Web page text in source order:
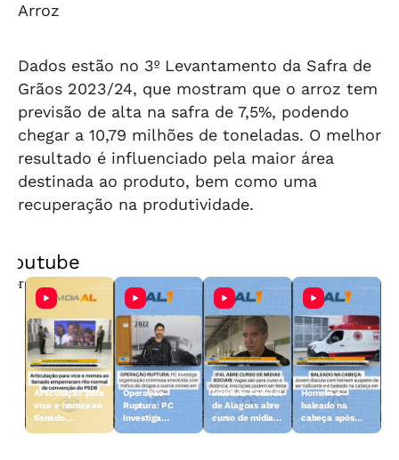
Arroz
Dados estão no 3º Levantamento da Safra de
Grãos 2023/24, que mostram que o arroz tem
previsão de alta na safra de 7,5%, podendo
chegar a 10,79 milhões de toneladas. O melhor
resultado é influenciado pela maior área
destinada ao produto, bem como uma
recuperação na produtividade.
Articulação para
vice e nomes ao
Senado
Operação
Ruptura: PC
investiga
Instituto Federal
de Alagoas abre
curso de mídias
Homem é
baleado na
cabeça após